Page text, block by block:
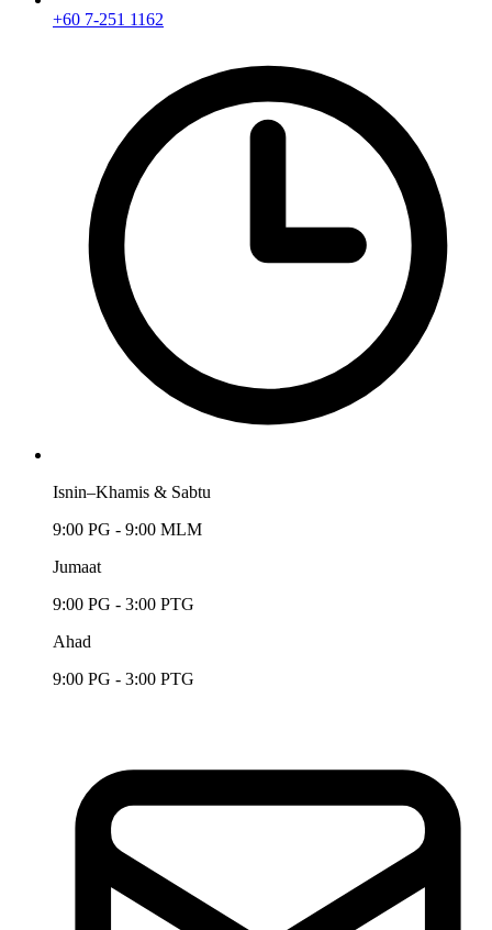
+60 7-251 1162
Isnin–Khamis & Sabtu
9:00 PG - 9:00 MLM
Jumaat
9:00 PG - 3:00 PTG
Ahad
9:00 PG - 3:00 PTG